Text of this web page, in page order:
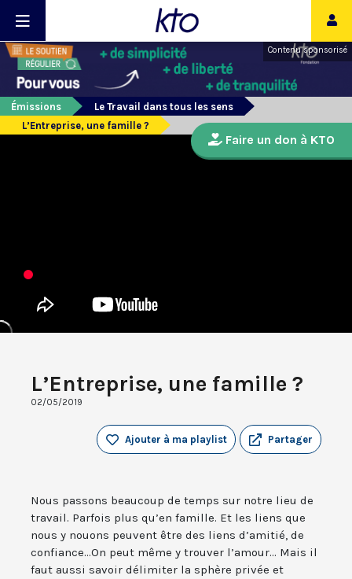
Contenu sponsorisé
Émissions
Le Travail dans tous les sens
L’Entreprise, une famille ?
L’Entreprise, une famille ?
02/05/2019
Partager
Ajouter à ma playlist
Nous passons beaucoup de temps sur notre lieu de
travail. Parfois plus qu’en famille. Et les liens que
nous y nouons peuvent être des liens d’amitié, de
confiance...On peut même y trouver l’amour... Mais il
faut aussi savoir délimiter la sphère privée et
Faire un don à KTO